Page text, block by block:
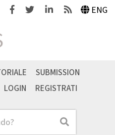
FacebookTwitterLinkedinFeeds ENG
Cerca
SUBMISSION
LOGIN REGISTRATI